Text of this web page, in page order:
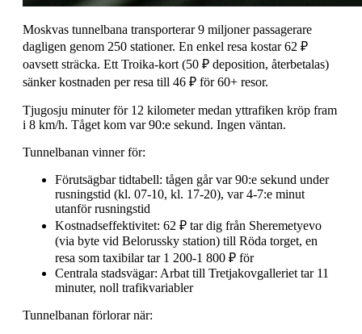
Moskvas tunnelbana transporterar 9 miljoner passagerare
dagligen genom 250 stationer. En enkel resa kostar 62 ₽
oavsett sträcka. Ett Troika-kort (50 ₽ deposition, återbetalas)
sänker kostnaden per resa till 46 ₽ för 60+ resor.
Tjugosju minuter för 12 kilometer medan yttrafiken kröp fram
i 8 km/h. Tåget kom var 90:e sekund. Ingen väntan.
Tunnelbanan vinner för:
Förutsägbar tidtabell: tågen går var 90:e sekund under
rusningstid (kl. 07-10, kl. 17-20), var 4-7:e minut
utanför rusningstid
Kostnadseffektivitet: 62 ₽ tar dig från Sheremetyevo
(via byte vid Belorussky station) till Röda torget, en
resa som taxibilar tar 1 200-1 800 ₽ för
Centrala stadsvägar: Arbat till Tretjakovgalleriet tar 11
minuter, noll trafikvariabler
Tunnelbanan förlorar när: